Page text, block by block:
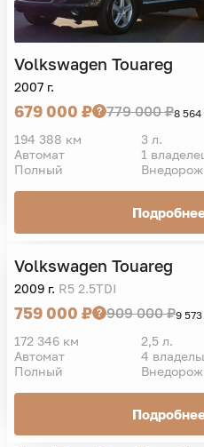
Volkswagen Touareg
2007 г.
679 000 ₽ 779 000 ₽8
194 388 км 3 л.
Автомат
1
Полный
VIN
Volkswagen Touareg